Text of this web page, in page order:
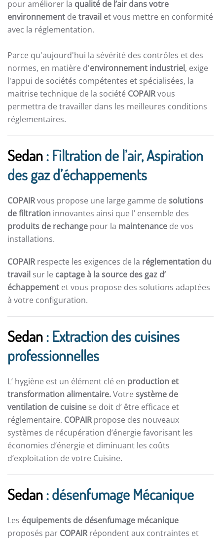
pour améliorer la qualité de l’air dans votre
environnement de travail et vous mettre en conformité
avec la réglementation.
Parce qu'aujourd'hui la sévérité des contrôles et des
normes, en matière d'environnement industriel, exige
l'appui de sociétés compétentes et spécialisées, la
maitrise technique de la société COPAIRvous
permettra de travailler dans les meilleures conditions
réglementaires.
Sedan: Filtration de l’air, Aspiration
des gaz d’échappements
COPAIRvous propose une large gamme de solutions
de filtration innovantes ainsi que l’ ensemble des
produits de rechange pour la maintenance de vos
installations.
COPAIRrespecte les exigences de la réglementation du
travail sur le captage à la source des gaz d’
échappement et vous propose des solutions adaptées
à votre configuration.
Sedan: Extraction des cuisines
professionnelles
L’ hygiène est un élément clé en production et
transformation alimentaire.Votre système de
ventilation de cuisine se doit d’ être efficace et
réglementaire. COPAIRpropose des nouveaux
systèmes de récupération d’énergie favorisant les
économies d’énergie et diminuant les coûts
d’exploitation de votre Cuisine.
Sedan: désenfumage Mécanique
Les équipements de désenfumage mécanique
proposés par COPAIRrépondent aux contraintes et